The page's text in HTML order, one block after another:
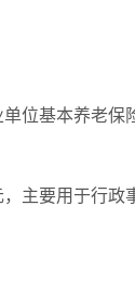
位基本养老保
主要用于行